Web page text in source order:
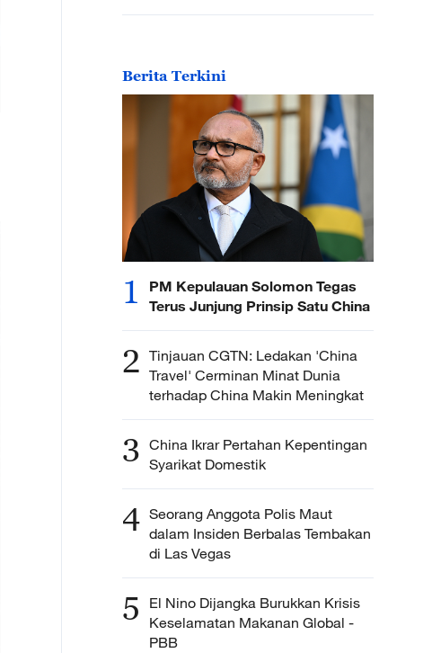
Berita Terkini
1
PM Kepulauan Solomon Tegas
Terus Junjung Prinsip Satu China
2 Tinjauan CGTN: Ledakan 'China
Travel' Cerminan Minat Dunia
terhadap China Makin Meningkat
3 China Ikrar Pertahan Kepentingan
Syarikat Domestik
4 Seorang Anggota Polis Maut
dalam Insiden Berbalas Tembakan
di Las Vegas
5
El Nino Dijangka Burukkan Krisis
Keselamatan Makanan Global -
PBB